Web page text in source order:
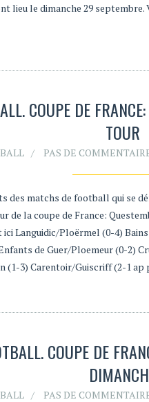
lieu le dimanche 29
COUPE DE
TOUR
PAS DE
des matchs de football qui se
de la coupe de France:
ici Languidic/Ploërmel (0-4)
de Guer/Ploemeur (0-2)
(1-3) Carentoir/Guiscriff (2-1
COUPE DE
PAS DE